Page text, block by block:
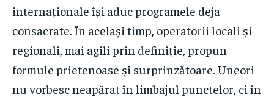
internaționale își aduc programele deja
consacrate. În același timp, operatorii locali și
regionali, mai agili prin definiție, propun
formule prietenoase și surprinzătoare. Uneori
nu vorbesc neapărat în limbajul punctelor, ci în